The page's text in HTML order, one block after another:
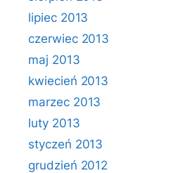
lipiec 2013
czerwiec 2013
maj 2013
kwiecień 2013
marzec 2013
luty 2013
styczeń 2013
grudzień 2012